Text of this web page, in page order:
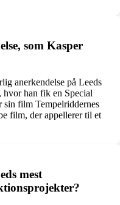
som Kasper
anerkendelse på Leeds
han fik en Special
film Tempelriddernes
film, der appellerer til et
mest